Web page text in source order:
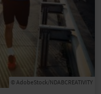
© AdobeStock/NDABCREATIVITY